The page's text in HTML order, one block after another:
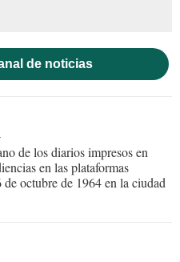
de noticias
de los diarios impresos en
en las plataformas
octubre de 1964 en la ciudad